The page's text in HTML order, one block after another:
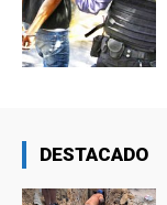
DESTACADO